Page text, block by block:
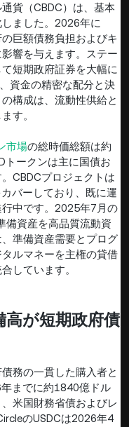
貨（CBDC）は、基本
ました。2026年に
巨額債務負担およびキ
響を与えます。ステー
短期政府証券を大幅に
資金の精密な配分と決
構成は、流動性供給と
す。
市場の総時価総額は約
トークンは主に国債お
CBDCプロジェクトは
バーしており、既に運
中です。2025年7月の
備資産を高品質流動資
準備資産需要とプログ
ルマネーを主権の貸借
しています。
が短期政府債
務の一貫した購入者と
までに約1840億ドル
米国財務省債およびレ
のUSDCは2026年4